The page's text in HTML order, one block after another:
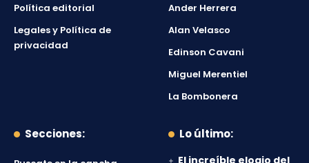
Política editorial
Legales y Política de
privacidad
Ander Herrera
Alan Velasco
Edinson Cavani
Miguel Merentiel
La Bombonera
Secciones: Lo último:
El increíble elogio del